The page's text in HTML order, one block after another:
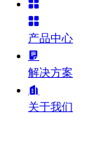
产品中心
解决方案
关于我们